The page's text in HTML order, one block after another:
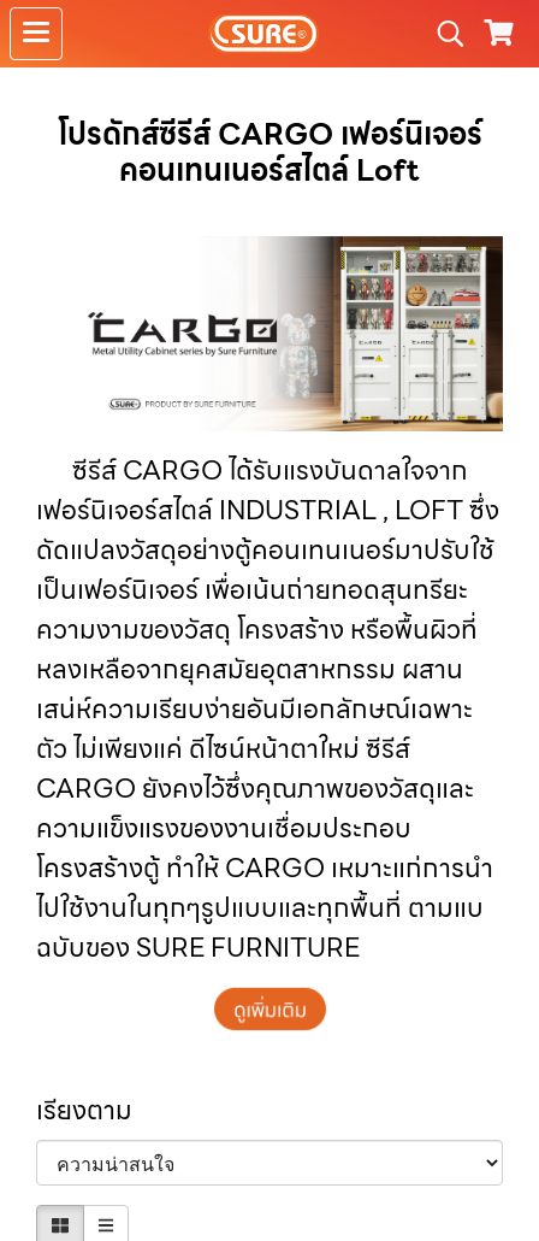
โปรดักส์ซีรีส์ CARGO เฟอร์นิเจอร์
คอนเทนเนอร์สไตล์ Loft
ซีรีส์ CARGO ได้รับแรงบันดาลใจจาก
เฟอร์นิเจอร์สไตล์ INDUSTRIAL , LOFT ซึ่ง
ดัดแปลงวัสดุอย่างตู้คอนเทนเนอร์มาปรับใช้
เป็นเฟอร์นิเจอร์ เพื่อเน้นถ่ายทอดสุนทรียะ
ความงามของวัสดุ โครงสร้าง หรือพื้นผิวที่
หลงเหลือจากยุคสมัยอุตสาหกรรม ผสาน
เสน่ห์ความเรียบง่ายอันมีเอกลักษณ์เฉพาะ
ตัว ไม่เพียงแค่ ดีไซน์หน้าตาใหม่ ซีรีส์
CARGO ยังคงไว้ซึ่งคุณภาพของวัสดุและ
ความแข็งแรงของงานเชื่อมประกอบ
โครงสร้างตู้ ทำให้ CARGO เหมาะแก่การนำ
ไปใช้งานในทุกๆรูปแบบและทุกพื้นที่ ตามแบ
ฉบับของ SURE FURNITURE
เรียงตาม